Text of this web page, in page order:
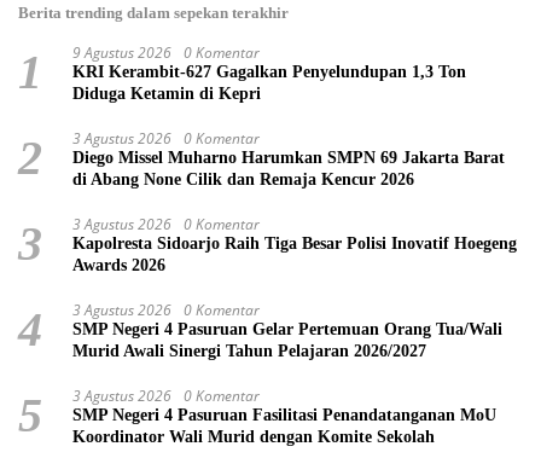
Berita trending dalam sepekan terakhir
1 9 Agustus 2026 0 Komentar
KRI Kerambit-627 Gagalkan Penyelundupan 1,3 Ton
Diduga Ketamin di Kepri
2 3 Agustus 2026 0 Komentar
Diego Missel Muharno Harumkan SMPN 69 Jakarta Barat
di Abang None Cilik dan Remaja Kencur 2026
3 3 Agustus 2026 0 Komentar
Kapolresta Sidoarjo Raih Tiga Besar Polisi Inovatif Hoegeng
Awards 2026
4 3 Agustus 2026 0 Komentar
SMP Negeri 4 Pasuruan Gelar Pertemuan Orang Tua/Wali
Murid Awali Sinergi Tahun Pelajaran 2026/2027
5 3 Agustus 2026 0 Komentar
SMP Negeri 4 Pasuruan Fasilitasi Penandatanganan MoU
Koordinator Wali Murid dengan Komite Sekolah